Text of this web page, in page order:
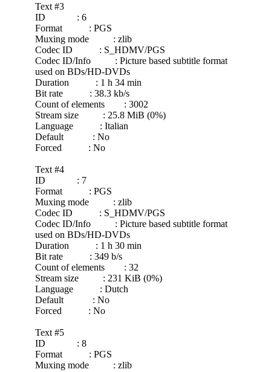
Text #3
ID : 6
Format : PGS
Muxing mode : zlib
Codec ID : S_HDMV/PGS
Codec ID/Info : Picture based subtitle format
used on BDs/HD-DVDs
Duration : 1 h 34 min
Bit rate : 38.3 kb/s
Count of elements : 3002
Stream size : 25.8 MiB (0%)
Language : Italian
Default : No
Forced : No
Text #4
ID : 7
Format : PGS
Muxing mode : zlib
Codec ID : S_HDMV/PGS
Codec ID/Info : Picture based subtitle format
used on BDs/HD-DVDs
Duration : 1 h 30 min
Bit rate : 349 b/s
Count of elements : 32
Stream size : 231 KiB (0%)
Language : Dutch
Default : No
Forced : No
Text #5
ID : 8
Format : PGS
Muxing mode : zlib